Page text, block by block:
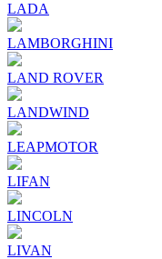
LADA
LAMBORGHINI
LAND ROVER
LANDWIND
LEAPMOTOR
LIFAN
LINCOLN
LIVAN